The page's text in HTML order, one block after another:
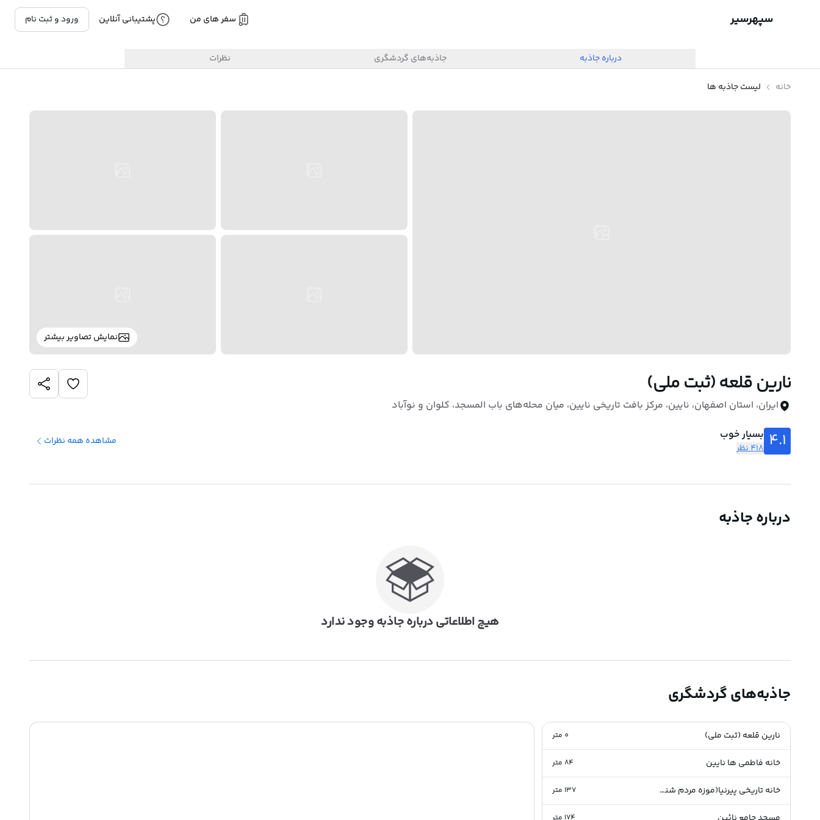
سپهرسیر سفر های من پشتیبانی آنلاین ورود و ثبت نام
درباره جاذبه جاذبه‌های گردشگری نظرات
خانه لیست جاذبه ها
نمایش تصاویر بیشتر
نارین قلعه (ثبت ملی)
ایران، استان اصفهان، نایین، مرکز بافت تاریخی نایین، میان محله‌های باب المسجد، کلوان و نوآباد
4.1 بسیار خوب
418 نظر
مشاهده همه نظرات
درباره جاذبه
هیچ اطلاعاتی درباره جاذبه وجود ندارد
جاذبه‌های گردشگری
نارین قلعه (ثبت ملی) 0 متر
خانه فاطمی ها نایین 84 متر
خانه تاریخی پیرنیا(موزه مردم شناسی کویر) (ثبت ملی ) 137 متر